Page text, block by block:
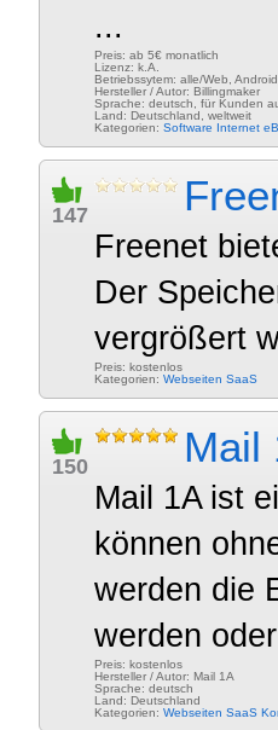
...
Preis: ab 5€ monatlich
Lizenz: k.A.
Betriebssytem: alle/Web,
Hersteller / Autor: Billingmaker
Sprache: deutsch, für Kunden
Land: Deutschland, weltweit
Kategorien: Software Internet
147
Freenet
Der
vergrößert
Preis: kostenlos
Kategorien: Webseiten SaaS
150 Mail
Mail 1A ist
können
werden die
werden
Preis: kostenlos
Hersteller / Autor: Mail 1A
Sprache: deutsch
Land: Deutschland
Kategorien: Webseiten SaaS